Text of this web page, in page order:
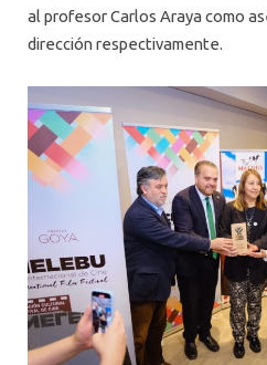
al profesor Carlos Araya como
dirección respectivamente.